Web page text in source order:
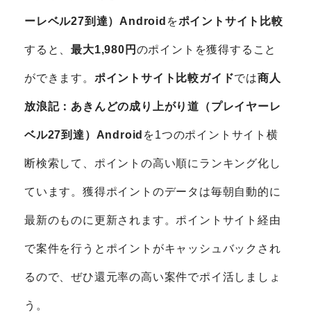
ーレベル27到達）Android をポイントサイト比較
すると、最大1,980円 のポイントを獲得すること
ができます。 ポイントサイト比較ガイドでは商人
放浪記：あきんどの成り上がり道（プレイヤーレ
ベル27到達）Android を1つのポイントサイト横
断検索して、ポイントの高い順にランキング化し
ています。獲得ポイントのデータは毎朝自動的に
最新のものに更新されます。ポイントサイト経由
で案件を行うとポイントがキャッシュバックされ
るので、ぜひ還元率の高い案件でポイ活しましょ
う。